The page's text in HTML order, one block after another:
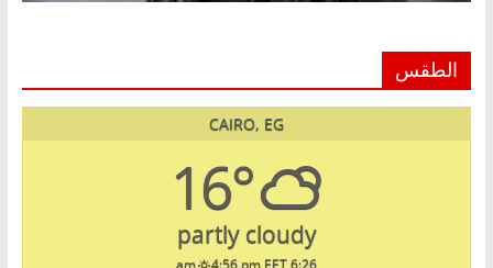
الطقس
CAIRO, EG
16°
partly cloudy
6:26 am
4:56 pm EET